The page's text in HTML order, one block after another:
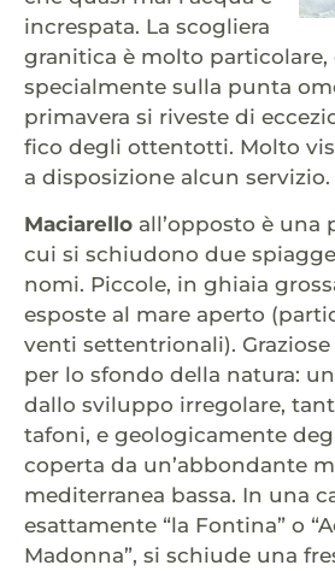
increspata. La scogliera
granitica è molto particolare,
specialmente sulla punta
primavera si riveste di
fico degli ottentotti. Molto
a disposizione alcun servizio.
Maciarello all’opposto è una
cui si schiudono due
nomi. Piccole, in ghiaia
esposte al mare aperto
venti settentrionali).
per lo sfondo della natura:
dallo sviluppo irregolare,
tafoni, e geologicamente
coperta da un’abbondante
mediterranea bassa. In una
esattamente “la Fontina” o
Madonna”, si schiude una